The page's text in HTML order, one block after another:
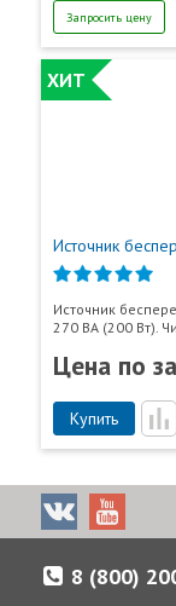
Запросить цену
ХИТ
Источник
Источник
270 ВА (200 Вт).
Цена по
Купить
8 (800)